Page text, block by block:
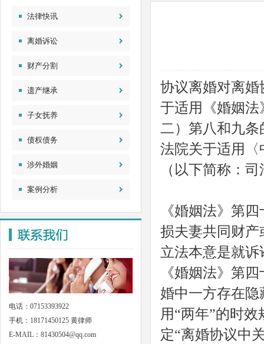
法律快讯
离婚诉讼
财产分割
遗产继承
子女抚养
债权债务
涉外婚姻
案例分析
电话：07153393922
手机：18171450125 黄律师
E-MAIL：81430504@qq.com
协议离婚对离
于适用《婚姻
二）第八和九
法院关于适用
（以下简称：
《婚姻法》第
损夫妻共同财
立法本意是就
《婚姻法》第
婚中一方存在
用“两年”的时
定“离婚协议中